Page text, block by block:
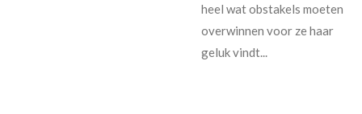
heel wat obstakels moeten
overwinnen voor ze haar
geluk vindt...